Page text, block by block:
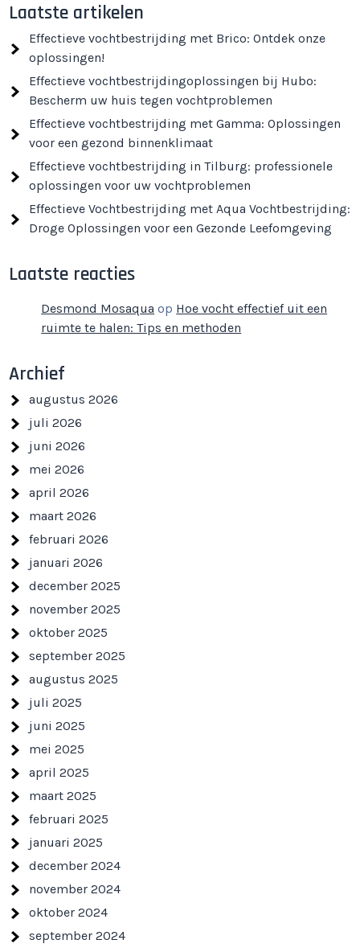
Laatste artikelen
Effectieve vochtbestrijding met Brico: Ontdek onze
oplossingen!
Effectieve vochtbestrijdingoplossingen bij Hubo:
Bescherm uw huis tegen vochtproblemen
Effectieve vochtbestrijding met Gamma: Oplossingen
voor een gezond binnenklimaat
Effectieve vochtbestrijding in Tilburg: professionele
oplossingen voor uw vochtproblemen
Effectieve Vochtbestrijding met Aqua Vochtbestrijding:
Droge Oplossingen voor een Gezonde Leefomgeving
Laatste reacties
Desmond Mosaqua op Hoe vocht effectief uit een
ruimte te halen: Tips en methoden
Archief
augustus 2026
juli 2026
juni 2026
mei 2026
april 2026
maart 2026
februari 2026
januari 2026
december 2025
november 2025
oktober 2025
september 2025
augustus 2025
juli 2025
juni 2025
mei 2025
april 2025
maart 2025
februari 2025
januari 2025
december 2024
november 2024
oktober 2024
september 2024